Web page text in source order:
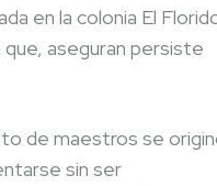
en la colonia El
aseguran persiste
de maestros se
sin ser